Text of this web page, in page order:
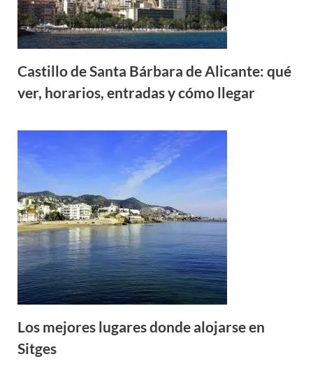
Castillo de Santa Bárbara de Alicante: qué
ver, horarios, entradas y cómo llegar
Los mejores lugares donde alojarse en
Sitges